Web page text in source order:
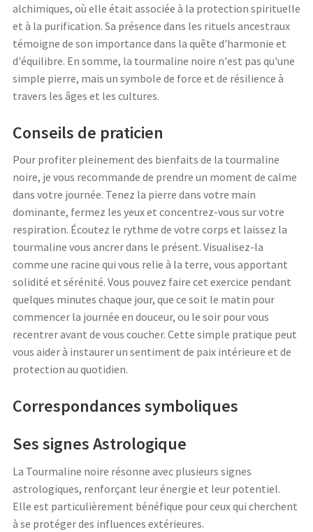
alchimiques, où elle était associée à la protection spirituelle
et à la purification. Sa présence dans les rituels ancestraux
témoigne de son importance dans la quête d'harmonie et
d'équilibre. En somme, la tourmaline noire n'est pas qu'une
simple pierre, mais un symbole de force et de résilience à
travers les âges et les cultures.
Conseils de praticien
Pour profiter pleinement des bienfaits de la tourmaline
noire, je vous recommande de prendre un moment de calme
dans votre journée. Tenez la pierre dans votre main
dominante, fermez les yeux et concentrez-vous sur votre
respiration. Écoutez le rythme de votre corps et laissez la
tourmaline vous ancrer dans le présent. Visualisez-la
comme une racine qui vous relie à la terre, vous apportant
solidité et sérénité. Vous pouvez faire cet exercice pendant
quelques minutes chaque jour, que ce soit le matin pour
commencer la journée en douceur, ou le soir pour vous
recentrer avant de vous coucher. Cette simple pratique peut
vous aider à instaurer un sentiment de paix intérieure et de
protection au quotidien.
Correspondances symboliques
Ses signes Astrologique
La Tourmaline noire résonne avec plusieurs signes
astrologiques, renforçant leur énergie et leur potentiel.
Elle est particulièrement bénéfique pour ceux qui cherchent
à se protéger des influences extérieures.